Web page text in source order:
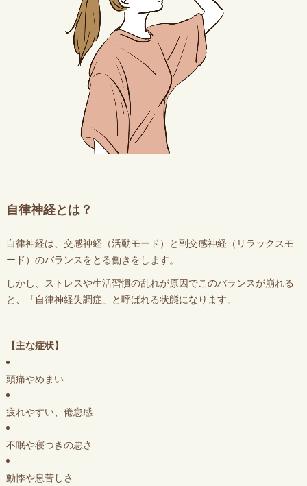
自律神経とは？
自律神経は、交感神経（活動モード）と副交感神経（リラックスモ
ード）のバランスをとる働きをします。
しかし、ストレスや生活習慣の乱れが原因でこのバランスが崩れる
と、「自律神経失調症」と呼ばれる状態になります。
【主な症状】
頭痛やめまい
疲れやすい、倦怠感
不眠や寝つきの悪さ
動悸や息苦しさ